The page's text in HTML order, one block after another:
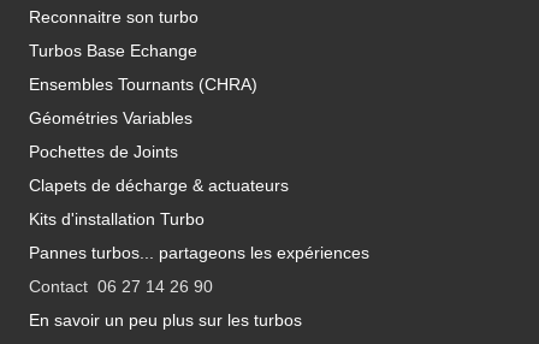
Reconnaitre son turbo
Turbos Base Echange
Ensembles Tournants (CHRA)
Géométries Variables
Pochettes de Joints
Clapets de décharge & actuateurs
Kits d'installation Turbo
Pannes turbos... partageons les expériences
Contact 06 27 14 26 90
En savoir un peu plus sur les turbos